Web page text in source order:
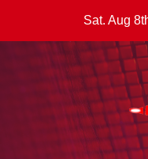
Sat. Aug